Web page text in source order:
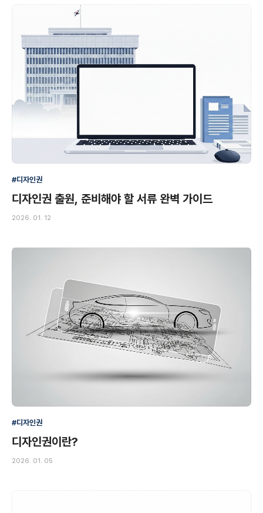
#디자인권
디자인권 출원, 준비해야 할 서류 완벽 가이드
2026. 01. 12
#디자인권
디자인권이란?
2026. 01. 05